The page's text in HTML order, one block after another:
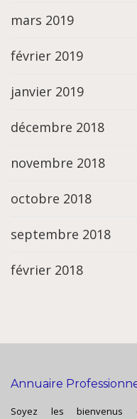
mars 2019
février 2019
janvier 2019
décembre 2018
novembre 2018
octobre 2018
septembre 2018
février 2018
Annuaire
Soyez les bienvenus